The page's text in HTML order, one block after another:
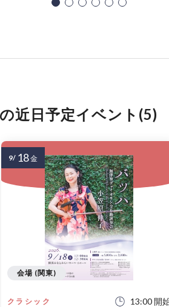
近日予定イベント(5)
クラシック 13:00 開
会場 (関東)
9/ 18金